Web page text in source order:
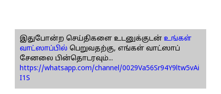
இதுபோன்ற செய்திகளை உடனுக்குடன் உங்கள்
வாட்ஸாப்பில் பெறுவதற்கு, எங்கள் வாட்ஸாப்
சேனலை பின்தொடரவும்...
https://whatsapp.com/channel/0029Va56Sr94Y9ltw5vAi
I1S